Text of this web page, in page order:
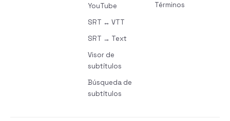
YouTube
SRT ↔ VTT
SRT → Text
Visor de
subtítulos
Búsqueda de
subtítulos
Términos